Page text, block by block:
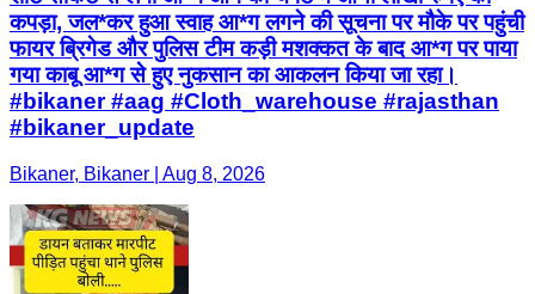
कपड़ा, जल*कर हुआ स्वाह आ*ग लगने की सूचना पर मौके पर पहुंची
फायर ब्रिगेड और पुलिस टीम कड़ी मशक्कत के बाद आ*ग पर पाया
गया काबू आ*ग से हुए नुकसान का आकलन किया जा रहा।
#bikaner #aag #Cloth_warehouse #rajasthan
#bikaner_update
Bikaner, Bikaner | Aug 8, 2026